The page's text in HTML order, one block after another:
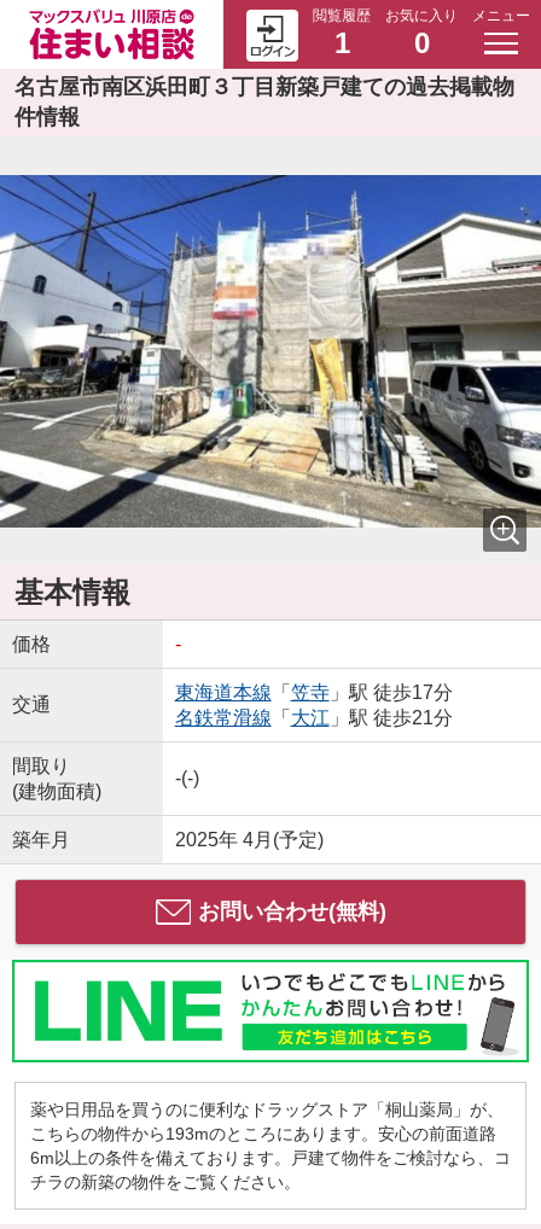
閲覧履歴
1
お気に入り
0
メニュー
名古屋市南区浜田町３丁目新築戸建ての過去掲載物
件情報
基本情報
価格 -
交通
東海道本線 「 笠寺」駅 徒歩17分
名鉄常滑線 「 大江 」駅 徒歩21分
間取り
(建物面積)
-(-)
築年月 2025年 4月(予定)
お問い合わせ(無料)
薬や日用品を買うのに便利なドラッグストア「桐山薬局」が、
こちらの物件から193mのところにあります。安心の前面道路
6m以上の条件を備えております。戸建て物件をご検討なら、コ
チラの新築の物件をご覧ください。